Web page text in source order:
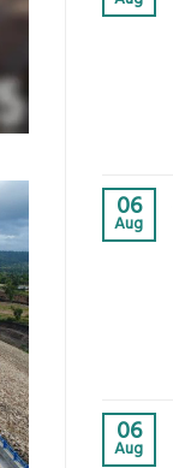
06
Aug
06
Aug